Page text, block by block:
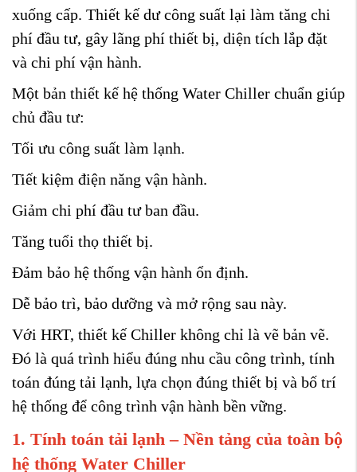
xuống cấp. Thiết kế dư công suất lại làm tăng chi
phí đầu tư, gây lãng phí thiết bị, diện tích lắp đặt
và chi phí vận hành.
Một bản thiết kế hệ thống Water Chiller chuẩn giúp
chủ đầu tư:
Tối ưu công suất làm lạnh.
Tiết kiệm điện năng vận hành.
Giảm chi phí đầu tư ban đầu.
Tăng tuổi thọ thiết bị.
Đảm bảo hệ thống vận hành ổn định.
Dễ bảo trì, bảo dưỡng và mở rộng sau này.
Với HRT, thiết kế Chiller không chỉ là vẽ bản vẽ.
Đó là quá trình hiểu đúng nhu cầu công trình, tính
toán đúng tải lạnh, lựa chọn đúng thiết bị và bố trí
hệ thống để công trình vận hành bền vững.
1. Tính toán tải lạnh – Nền tảng của toàn bộ
hệ thống Water Chiller